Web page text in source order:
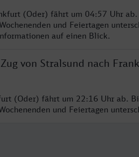
(Oder) fährt um 04:57 Uhr
und Feiertagen
auf einen Blick.
von Stralsund nach
(Oder) fährt um 22:16 Uhr ab.
und Feiertagen